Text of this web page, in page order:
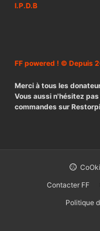
I.P.D.B
FF powered ! © Depuis
Merci à tous les
Vous aussi n'hésitez
commandes sur
Contacter FF
Politique